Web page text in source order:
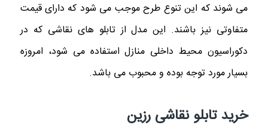
می شوند که این تنوع طرح موجب می شود که دارای قیمت
متفاوتی نیز باشند. این مدل از تابلو های نقاشی که در
دکوراسیون محیط داخلی منازل استفاده می شود، امروزه
بسیار مورد توجه بوده و محبوب می باشد.
خرید تابلو نقاشی رزین